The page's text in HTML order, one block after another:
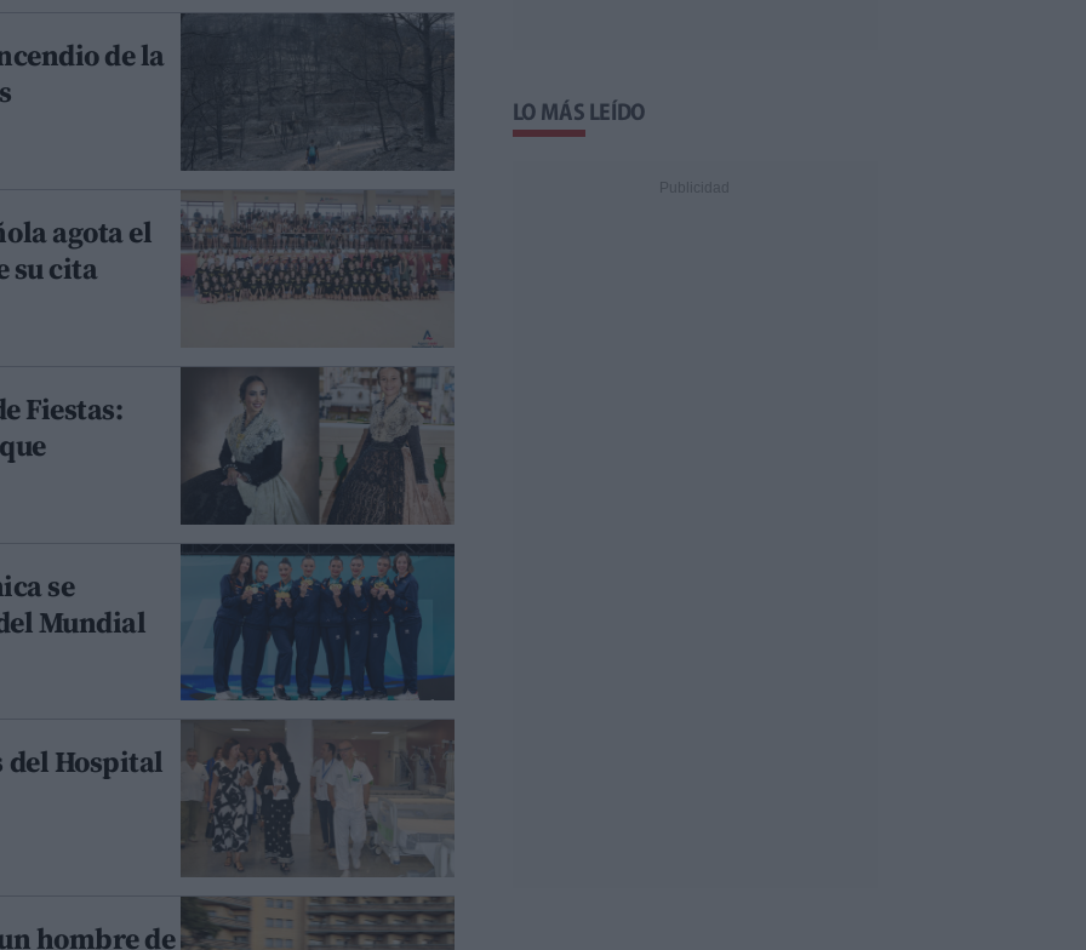
de la
agota el
su cita
Fiestas:
se
Mundial
del Hospital
hombre de
LO MÁS LEÍDO